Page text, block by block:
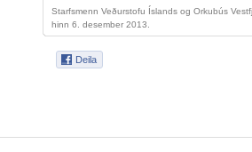
Starfsmenn Veðurstofu Íslands og Orkubús
hinn 6. desember 2013.